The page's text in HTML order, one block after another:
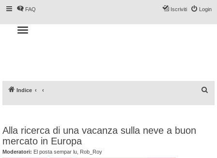
FAQ Login
Iscriviti
T
o
g
a
t
Indice
Alla ricerca di una vacanza sulla neve a buon
mercato in Europa
Moderatori: El posta sempar lu Rob_Roy